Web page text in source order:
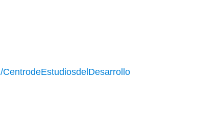
/CentrodeEstudiosdelDesarrollo